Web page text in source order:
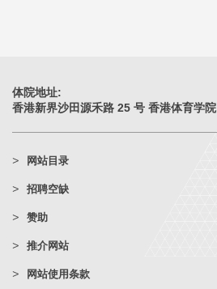
体院地址:
香港新界沙田源禾路 25 号 香港体育学院
网站目录
招聘空缺
赞助
推介网站
网站使用条款